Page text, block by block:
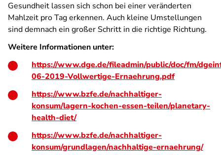
Gesundheit lassen sich schon bei einer veränderten
Mahlzeit pro Tag erkennen. Auch kleine Umstellungen
sind demnach ein großer Schritt in die richtige Richtung.
Weitere Informationen unter:
https://www.dge.de/fileadmin/public/doc/fm/
06-2019-Vollwertige-Ernaehrung.pdf
https://www.bzfe.de/nachhaltiger-
konsum/lagern-kochen-essen-teilen/planetary-
health-diet/
https://www.bzfe.de/nachhaltiger-
konsum/grundlagen/nachhaltige-ernaehrung/